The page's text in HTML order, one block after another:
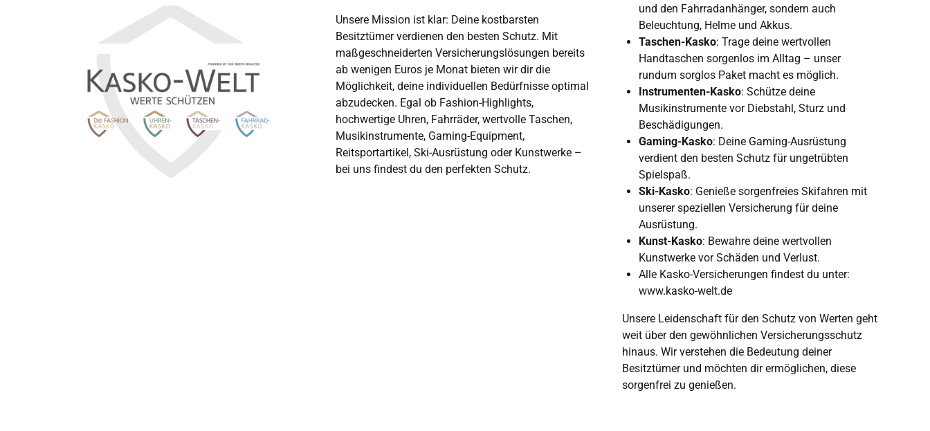
Unsere Mission ist klar: Deine kostbarsten
Besitztümer verdienen den besten Schutz. Mit
maßgeschneiderten Versicherungslösungen bereits
ab wenigen Euros je Monat bieten wir dir die
Möglichkeit, deine individuellen Bedürfnisse optimal
abzudecken. Egal ob Fashion-Highlights,
hochwertige Uhren, Fahrräder, wertvolle Taschen,
Musikinstrumente, Gaming-Equipment,
Reitsportartikel, Ski-Ausrüstung oder Kunstwerke –
bei uns findest du den perfekten Schutz.
und den Fahrradanhänger, sondern auch
Beleuchtung, Helme und Akkus.
Taschen-Kasko: Trage deine wertvollen
Handtaschen sorgenlos im Alltag – unser
rundum sorglos Paket macht es möglich.
Instrumenten-Kasko: Schütze deine
Musikinstrumente vor Diebstahl, Sturz und
Beschädigungen.
Gaming-Kasko: Deine Gaming-Ausrüstung
verdient den besten Schutz für ungetrübten
Spielspaß.
Ski-Kasko: Genieße sorgenfreies Skifahren mit
unserer speziellen Versicherung für deine
Ausrüstung.
Kunst-Kasko: Bewahre deine wertvollen
Kunstwerke vor Schäden und Verlust.
Alle Kasko-Versicherungen findest du unter:
www.kasko-welt.de
Unsere Leidenschaft für den Schutz von Werten geht
weit über den gewöhnlichen Versicherungsschutz
hinaus. Wir verstehen die Bedeutung deiner
Besitztümer und möchten dir ermöglichen, diese
sorgenfrei zu genießen.